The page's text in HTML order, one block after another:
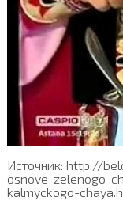
Источник: http://
osnove-zelenogo-
kalmyckogo-